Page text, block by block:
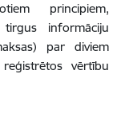
principiem,
informāciju
par diviem
vērtību